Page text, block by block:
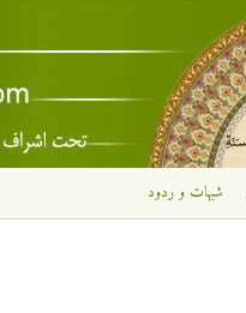
شبهات و ردود